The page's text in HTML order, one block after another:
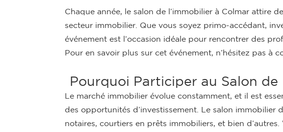
Chaque année, le salon de l’immobilier à Colmar attire
secteur immobilier. Que vous soyez primo-accédant,
événement est l’occasion idéale pour rencontrer des
Pour en savoir plus sur cet événement, n’hésitez pas à
Pourquoi Participer au Salon de
Le marché immobilier évolue constamment, et il est
des opportunités d’investissement. Le salon immobilier
notaires, courtiers en prêts immobiliers, et bien